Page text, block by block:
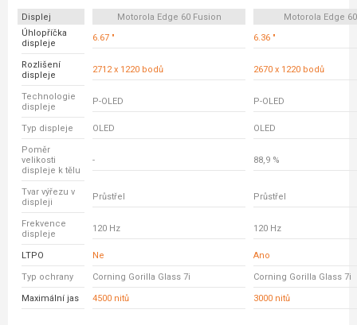
Displej Motorola Edge 60 Fusion
Motorola Edge
Úhlopříčka
displeje
6.67 " 6.36 "
Rozlišení
displeje
2712 x 1220 bodů 2670 x 1220 bodů
Technologie
displeje
P-OLED P-OLED
Typ displeje OLED OLED
Poměr
velikosti
displeje k tělu
- 88,9 %
Tvar výřezu v
displeji
Průstřel Průstřel
Frekvence
displeje
120 Hz 120 Hz
LTPO Ne Ano
Typ ochrany Corning Gorilla Glass 7i Corning Gorilla Glass 7i
Maximální jas 4500 nitů 3000 nitů